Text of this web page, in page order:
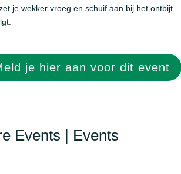
je wekker vroeg en schuif aan bij het ontbijt
je hier aan voor dit event
Events | Events